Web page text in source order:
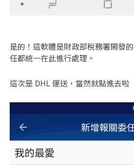
是的！這軟體是財政部稅務署開發
任都統一在此進行處理。
這次是 DHL 運送，當然就點進去啦